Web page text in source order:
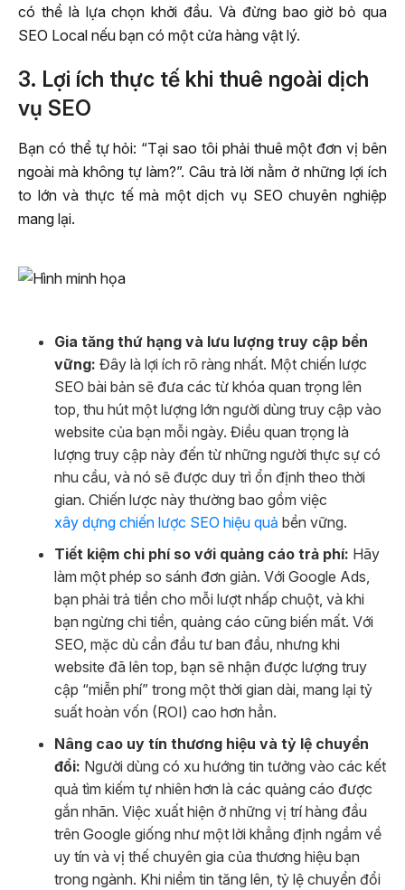
có thể là lựa chọn khởi đầu. Và đừng bao giờ bỏ qua
SEO Local nếu bạn có một cửa hàng vật lý.
3. Lợi ích thực tế khi thuê ngoài dịch
vụ SEO
Bạn có thể tự hỏi: “Tại sao tôi phải thuê một đơn vị bên
ngoài mà không tự làm?”. Câu trả lời nằm ở những lợi ích
to lớn và thực tế mà một dịch vụ SEO chuyên nghiệp
mang lại.
Gia tăng thứ hạng và lưu lượng truy cập bền
vững: Đây là lợi ích rõ ràng nhất. Một chiến lược
SEO bài bản sẽ đưa các từ khóa quan trọng lên
top, thu hút một lượng lớn người dùng truy cập vào
website của bạn mỗi ngày. Điều quan trọng là
lượng truy cập này đến từ những người thực sự có
nhu cầu, và nó sẽ được duy trì ổn định theo thời
gian. Chiến lược này thường bao gồm việc
xây dựng chiến lược SEO hiệu quả bền vững.
Tiết kiệm chi phí so với quảng cáo trả phí: Hãy
làm một phép so sánh đơn giản. Với Google Ads,
bạn phải trả tiền cho mỗi lượt nhấp chuột, và khi
bạn ngừng chi tiền, quảng cáo cũng biến mất. Với
SEO, mặc dù cần đầu tư ban đầu, nhưng khi
website đã lên top, bạn sẽ nhận được lượng truy
cập “miễn phí” trong một thời gian dài, mang lại tỷ
suất hoàn vốn (ROI) cao hơn hẳn.
Nâng cao uy tín thương hiệu và tỷ lệ chuyển
đổi: Người dùng có xu hướng tin tưởng vào các kết
quả tìm kiếm tự nhiên hơn là các quảng cáo được
gắn nhãn. Việc xuất hiện ở những vị trí hàng đầu
trên Google giống như một lời khẳng định ngầm về
uy tín và vị thế chuyên gia của thương hiệu bạn
trong ngành. Khi niềm tin tăng lên, tỷ lệ chuyển đổi